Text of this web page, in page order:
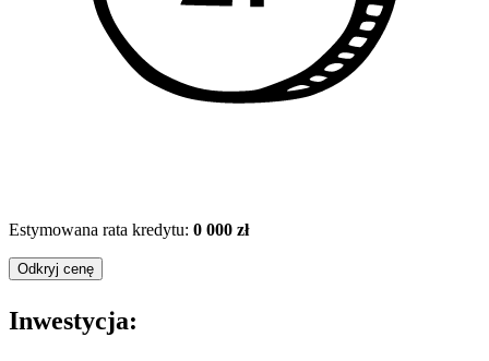
Estymowana rata kredytu: 0 000 zł
Odkryj cenę
Inwestycja: